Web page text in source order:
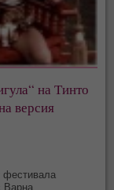
на Тинто
версия
фестивала
Варна